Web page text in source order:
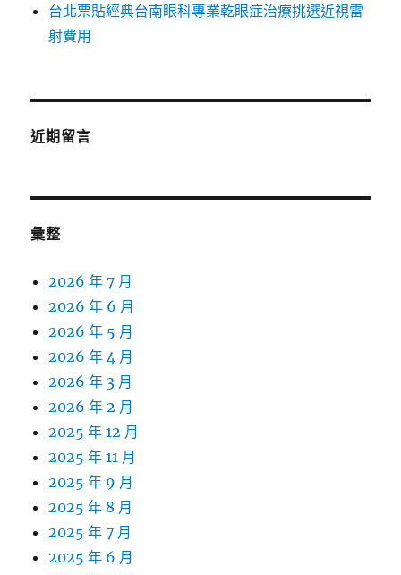
台北票貼經典台南眼科專業乾眼症治療挑選近視雷
射費用
近期留言
彙整
2026 年 7 月
2026 年 6 月
2026 年 5 月
2026 年 4 月
2026 年 3 月
2026 年 2 月
2025 年 12 月
2025 年 11 月
2025 年 9 月
2025 年 8 月
2025 年 7 月
2025 年 6 月